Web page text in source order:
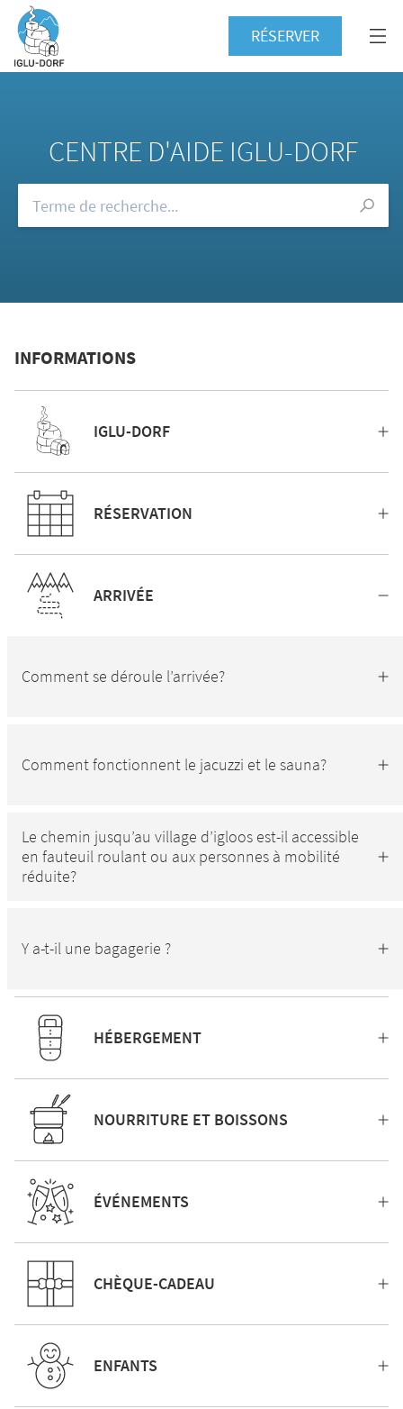
RÉSERVER
CENTRE D'AIDE IGLU-DORF
INFORMATIONS
IGLU-DORF
RÉSERVATION
ARRIVÉE
Comment se déroule l’arrivée?
Comment fonctionnent le jacuzzi et le sauna?
Le chemin jusqu’au village d’igloos est-il accessible
en fauteuil roulant ou aux personnes à mobilité
réduite?
Y a-t-il une bagagerie ?
HÉBERGEMENT
NOURRITURE ET BOISSONS
ÉVÉNEMENTS
CHÈQUE-CADEAU
ENFANTS